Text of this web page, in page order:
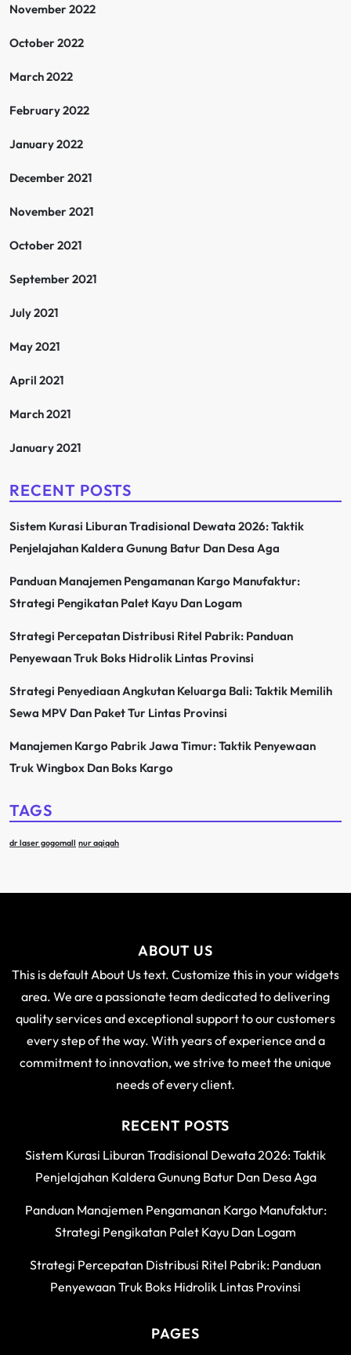
November 2022
October 2022
March 2022
February 2022
January 2022
December 2021
November 2021
October 2021
September 2021
July 2021
May 2021
April 2021
March 2021
January 2021
RECENT POSTS
Sistem Kurasi Liburan Tradisional Dewata 2026: Taktik
Penjelajahan Kaldera Gunung Batur Dan Desa Aga
Panduan Manajemen Pengamanan Kargo Manufaktur:
Strategi Pengikatan Palet Kayu Dan Logam
Strategi Percepatan Distribusi Ritel Pabrik: Panduan
Penyewaan Truk Boks Hidrolik Lintas Provinsi
Strategi Penyediaan Angkutan Keluarga Bali: Taktik Memilih
Sewa MPV Dan Paket Tur Lintas Provinsi
Manajemen Kargo Pabrik Jawa Timur: Taktik Penyewaan
Truk Wingbox Dan Boks Kargo
TAGS
dr laser gogomall nur aqiqah
ABOUT US
This is default About Us text. Customize this in your widgets
area. We are a passionate team dedicated to delivering
quality services and exceptional support to our customers
every step of the way. With years of experience and a
commitment to innovation, we strive to meet the unique
needs of every client.
RECENT POSTS
Sistem Kurasi Liburan Tradisional Dewata 2026: Taktik
Penjelajahan Kaldera Gunung Batur Dan Desa Aga
Panduan Manajemen Pengamanan Kargo Manufaktur:
Strategi Pengikatan Palet Kayu Dan Logam
Strategi Percepatan Distribusi Ritel Pabrik: Panduan
Penyewaan Truk Boks Hidrolik Lintas Provinsi
PAGES